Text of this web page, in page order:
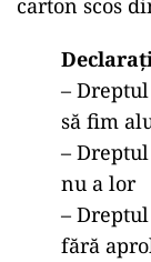
carton scos
–
să fim
–
nu a lor
–
fără